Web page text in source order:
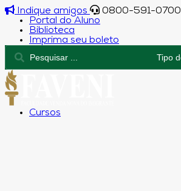
Indique amigos
0800-591-0700
Portal do Aluno
Biblioteca
Imprima seu boleto
Cursos